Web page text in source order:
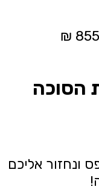
855
₪
הסוכה
ונחזור אליכם